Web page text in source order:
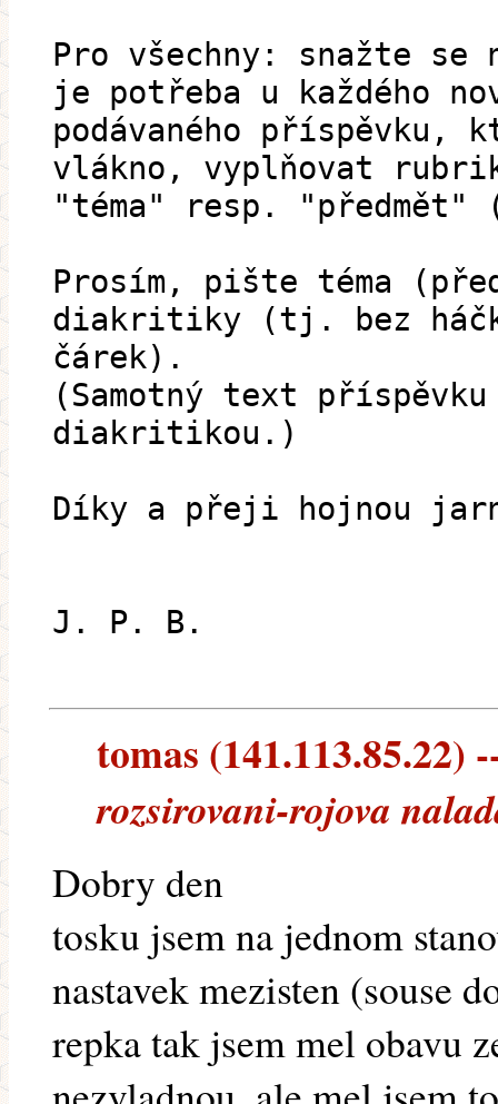
Pro všechny: snažte se
je potřeba u každého
podávaného příspěvku,
vlákno, vyplňovat
"téma" resp.
Prosím, pište téma
diakritiky (tj. bez
čárek).
(Samotný text
diakritikou.)
Díky a přeji hojnou
J. P. B.
tomas (141.113.85.22)
rozsirovani-rojova
Dobry den
tosku jsem na jednom
nastavek mezisten (souse
repka tak jsem mel obavu